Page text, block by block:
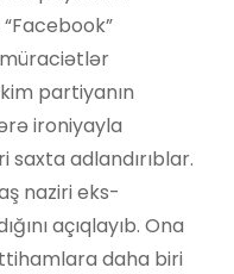
partiyanın
ironiyayla
adlandırıblar.
naziri eks-
açıqlayıb. Ona
daha biri